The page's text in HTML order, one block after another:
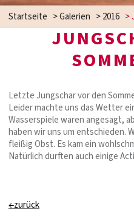
Startseite >Galerien >2016 >
Letzte Jungschar vor den
Leider machte uns das Wetter
Wasserspiele waren angesagt,
haben wir uns um entschieden.
fleißig Obst. Es kam ein
Natürlich durften auch einige
←zurück